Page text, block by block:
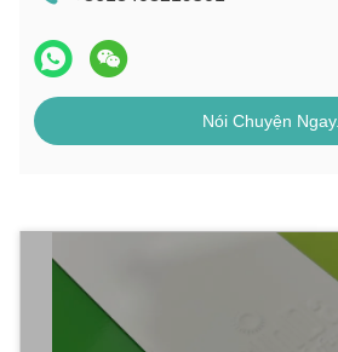
Nói Chuyện Ngay.